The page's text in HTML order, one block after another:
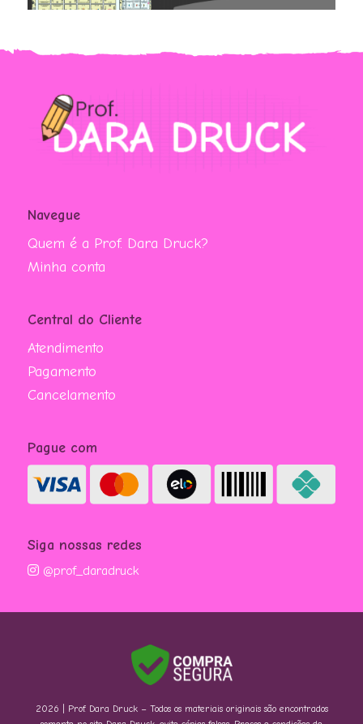
Navegue
Quem é a Prof. Dara Druck?
Minha conta
Central do Cliente
Atendimento
Pagamento
Cancelamento
Pague com
Siga nossas redes
@prof_daradruck
2026 | Prof. Dara Druck – Todos os materiais originais são encontrados